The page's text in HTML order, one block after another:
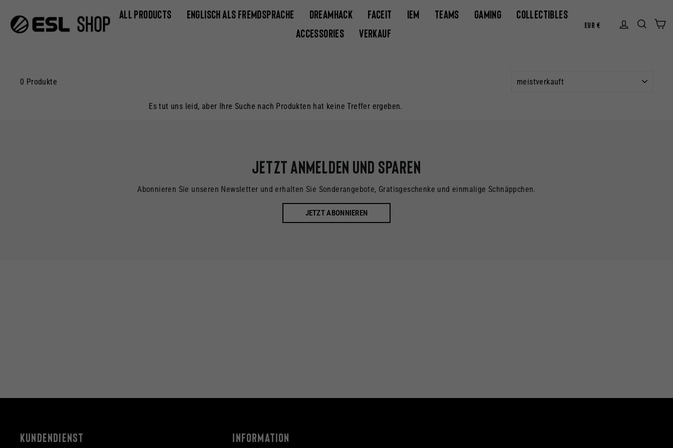
zum
Inhalt
ALL PRODUCTS ENGLISCH ALS FREMDSPRACHE DREAMHACK FACEIT IEM TEAMS GAMING
COLLECTIBLES
ACCESSORIES
VERKAUF
EUR €
0 Produkte
Es tut uns leid, aber Ihre Suche nach Produkten hat keine Treffer ergeben.
Jetzt anmelden und sparen
Abonnieren Sie unseren Newsletter und erhalten Sie Sonderangebote, Gratisgeschenke und einmalige Schnäppchen.
JETZT ABONNIEREN
KUNDENDIENST INFORMATION